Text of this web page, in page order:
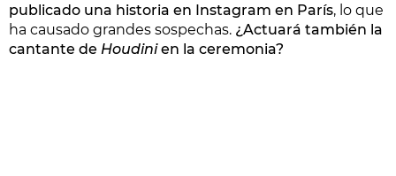
publicado una historia en Instagram en París, lo que
ha causado grandes sospechas. ¿Actuará también la
cantante de Houdinien la ceremonia?